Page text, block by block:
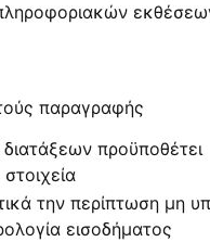
παραγραφής
προϋποθέτει
την περίπτωση μη
εισοδήματος